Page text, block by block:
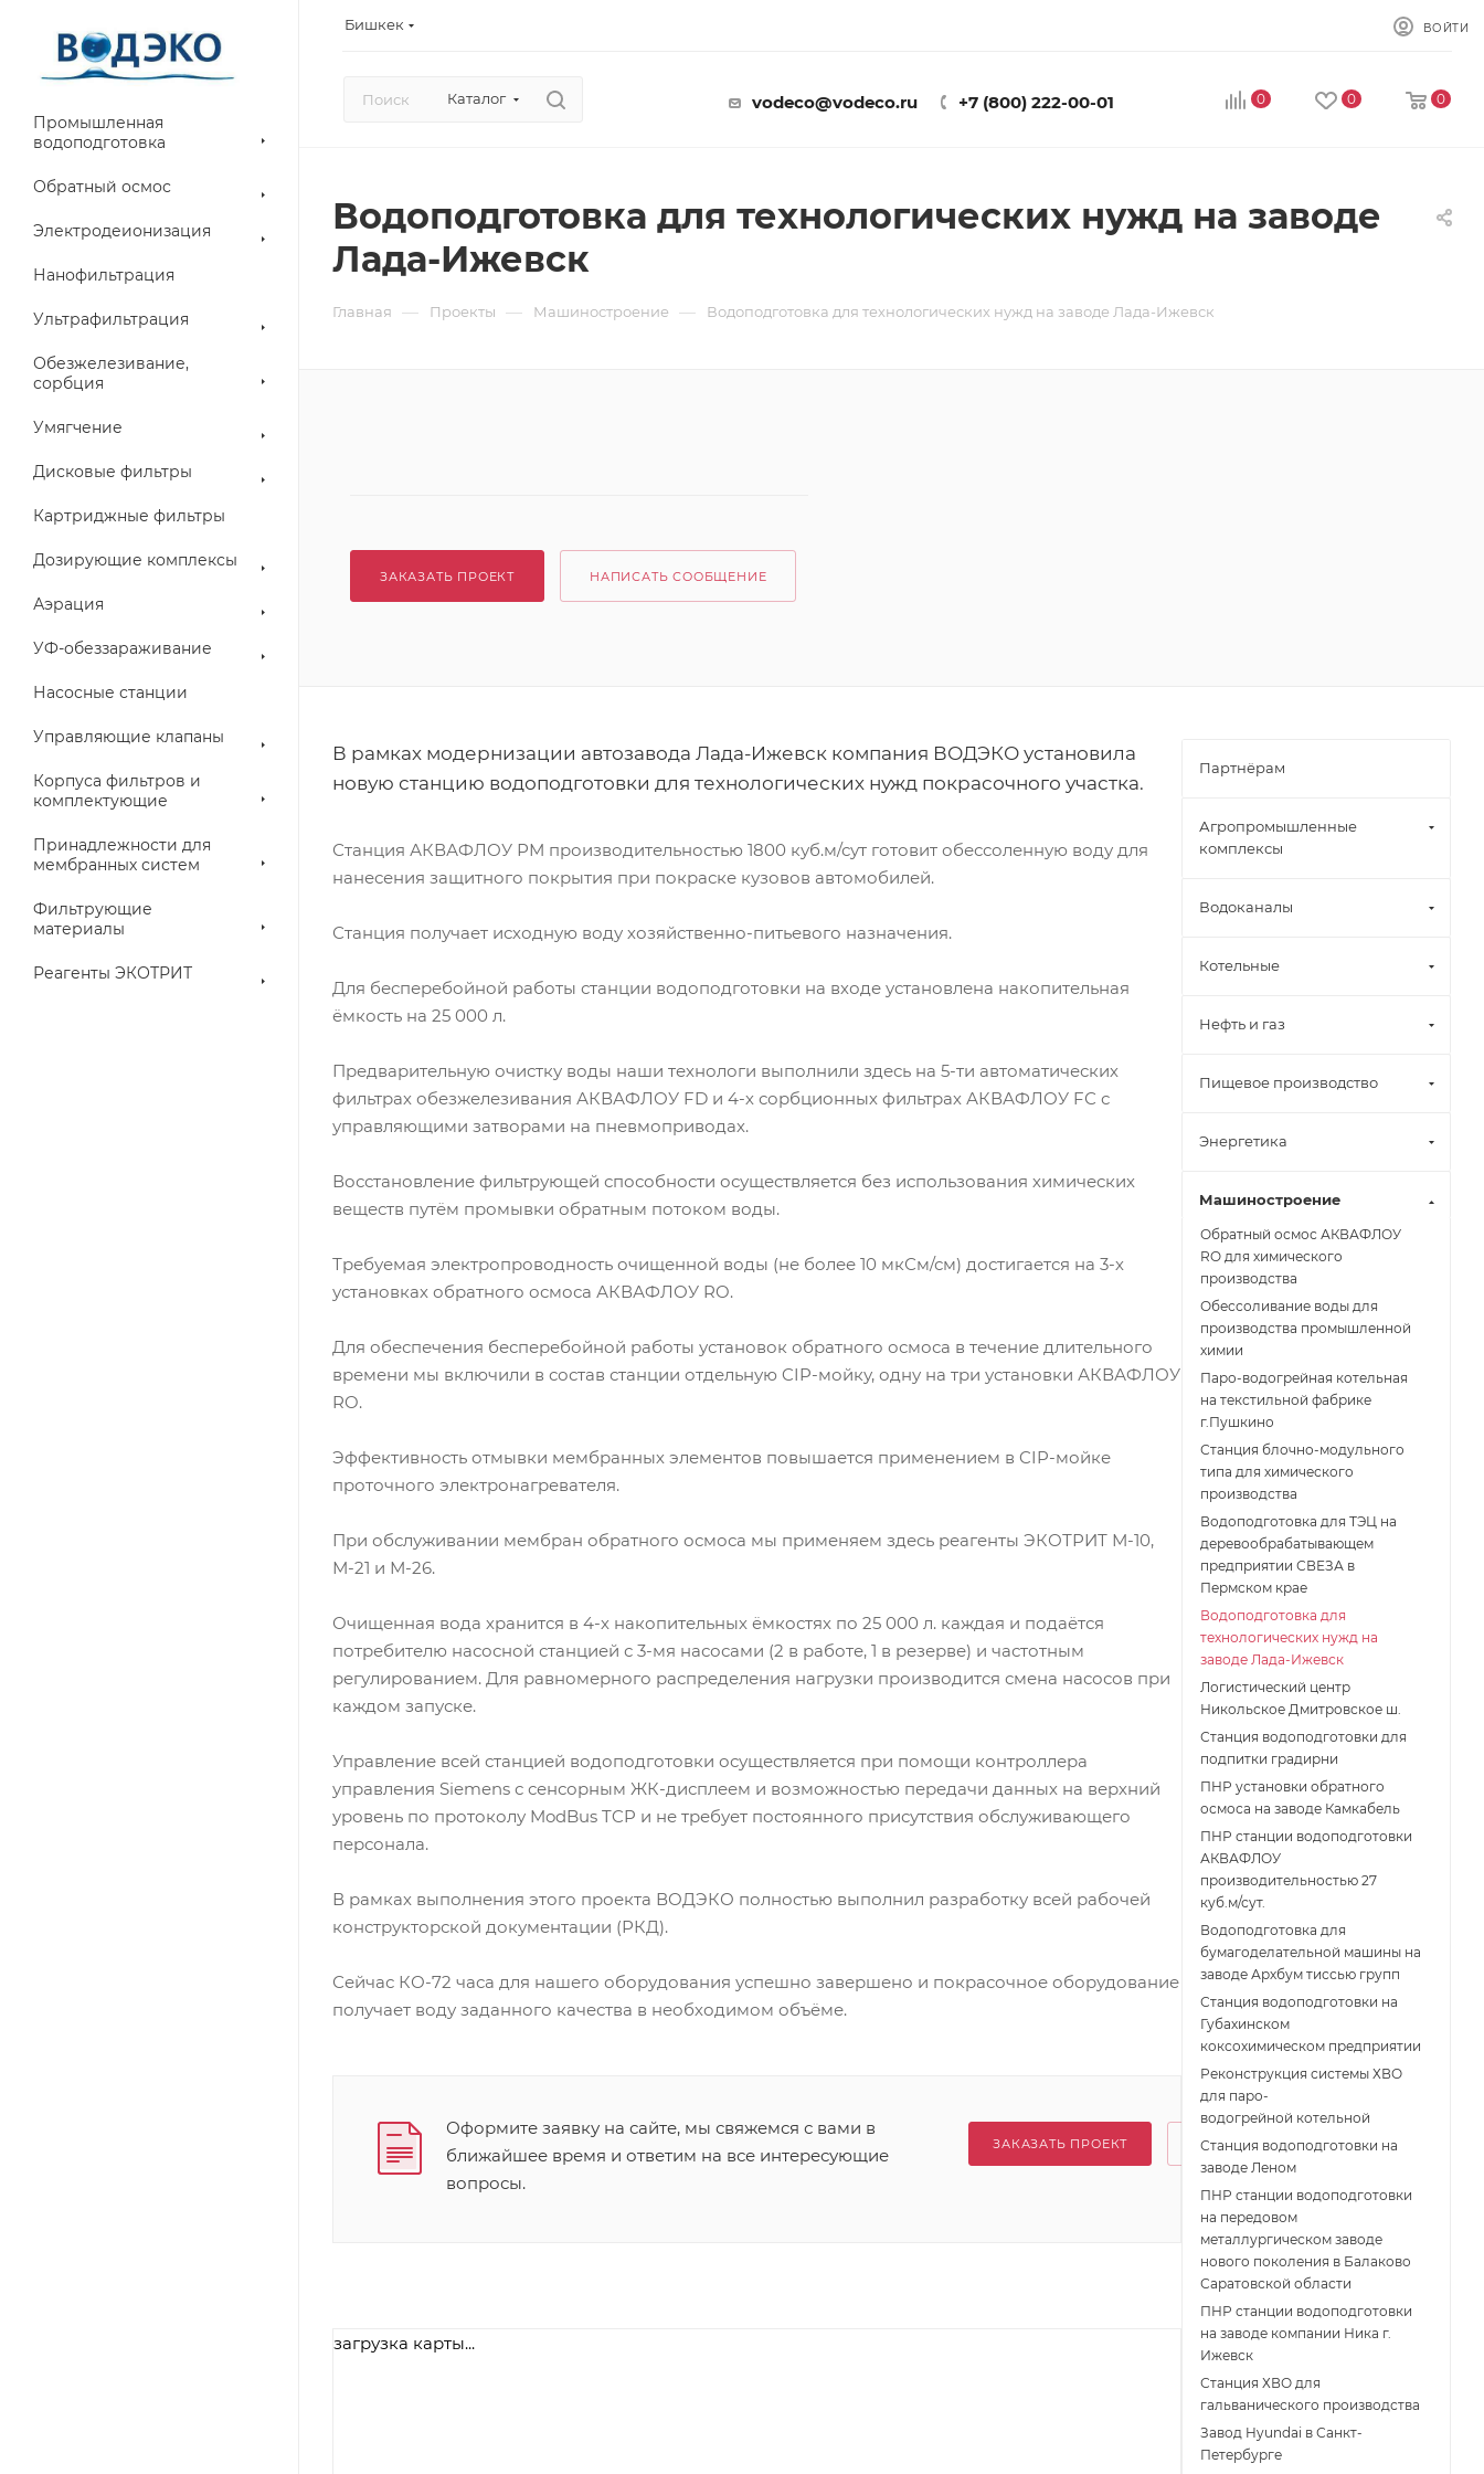
Бишкек ВОЙТИ
Каталог vodeco@vodeco.ru +7 (800) 222-00-01 0 0 0
Промышленная
водоподготовка
Обратный осмос
Электродеионизация
Нанофильтрация
Ультрафильтрация
Обезжелезивание,
сорбция
Умягчение
Дисковые фильтры
Картриджные фильтры
Дозирующие комплексы
Аэрация
УФ-обеззараживание
Насосные станции
Управляющие клапаны
Корпуса фильтров и
комплектующие
Принадлежности для
мембранных систем
Фильтрующие
материалы
Реагенты ЭКОТРИТ
Водоподготовка для технологических нужд на заводе
Лада-Ижевск
Главная — Проекты — Машиностроение — Водоподготовка для технологических нужд на заводе Лада-Ижевск
ЗАКАЗАТЬ ПРОЕКТ НАПИСАТЬ СООБЩЕНИЕ
В рамках модернизации автозавода Лада-Ижевск компания ВОДЭКО установила
новую станцию водоподготовки для технологических нужд покрасочного участка.
Станция АКВАФЛОУ РМ производительностью 1800 куб.м/сут готовит обессоленную воду для
нанесения защитного покрытия при покраске кузовов автомобилей.
Станция получает исходную воду хозяйственно-питьевого назначения.
Для бесперебойной работы станции водоподготовки на входе установлена накопительная
ёмкость на 25 000 л.
Предварительную очистку воды наши технологи выполнили здесь на 5-ти автоматических
фильтрах обезжелезивания АКВАФЛОУ FD и 4-х сорбционных фильтрах АКВАФЛОУ FС с
управляющими затворами на пневмоприводах.
Восстановление фильтрующей способности осуществляется без использования химических
веществ путём промывки обратным потоком воды.
Требуемая электропроводность очищенной воды (не более 10 мкСм/см) достигается на 3-х
установках обратного осмоса АКВАФЛОУ RO.
Для обеспечения бесперебойной работы установок обратного осмоса в течение длительного
времени мы включили в состав станции отдельную CIP-мойку, одну на три установки АКВАФЛОУ
RO.
Эффективность отмывки мембранных элементов повышается применением в CIP-мойке
проточного электронагревателя.
При обслуживании мембран обратного осмоса мы применяем здесь реагенты ЭКОТРИТ М-10,
М-21 и М-26.
Очищенная вода хранится в 4-х накопительных ёмкостях по 25 000 л. каждая и подаётся
потребителю насосной станцией с 3-мя насосами (2 в работе, 1 в резерве) и частотным
регулированием. Для равномерного распределения нагрузки производится смена насосов при
каждом запуске.
Управление всей станцией водоподготовки осуществляется при помощи контроллера
управления Siemens с сенсорным ЖК-дисплеем и возможностью передачи данных на верхний
уровень по протоколу ModBus TCP и не требует постоянного присутствия обслуживающего
персонала.
В рамках выполнения этого проекта ВОДЭКО полностью выполнил разработку всей рабочей
конструкторской документации (РКД).
Сейчас КО-72 часа для нашего оборудования успешно завершено и покрасочное оборудование
получает воду заданного качества в необходимом объёме.
Оформите заявку на сайте, мы свяжемся с вами в
ближайшее время и ответим на все интересующие
вопросы.
ЗАКАЗАТЬ ПРОЕКТ
загрузка карты...
Партнёрам
Агропромышленные
комплексы
Водоканалы
Котельные
Нефть и газ
Пищевое производство
Энергетика
Машиностроение
Обратный осмос АКВАФЛОУ
RO для химического
производства
Обессоливание воды для
производства промышленной
химии
Паро-водогрейная котельная
на текстильной фабрике
г.Пушкино
Станция блочно-модульного
типа для химического
производства
Водоподготовка для ТЭЦ на
деревообрабатывающем
предприятии СВЕЗА в
Пермском крае
Водоподготовка для
технологических нужд на
заводе Лада-Ижевск
Логистический центр
Никольское Дмитровское ш.
Станция водоподготовки для
подпитки градирни
ПНР установки обратного
осмоса на заводе Камкабель
ПНР станции водоподготовки
АКВАФЛОУ
производительностью 27
куб.м/сут.
Водоподготовка для
бумагоделательной машины на
заводе Архбум тиссью групп
Станция водоподготовки на
Губахинском
коксохимическом предприятии
Реконструкция системы ХВО
для паро-
водогрейной котельной
Станция водоподготовки на
заводе Леном
ПНР станции водоподготовки
на передовом
металлургическом заводе
нового поколения в Балаково
Саратовской области
ПНР станции водоподготовки
на заводе компании Ника г.
Ижевск
Станция ХВО для
гальванического производства
Завод Hyundai в Санкт-
Петербурге